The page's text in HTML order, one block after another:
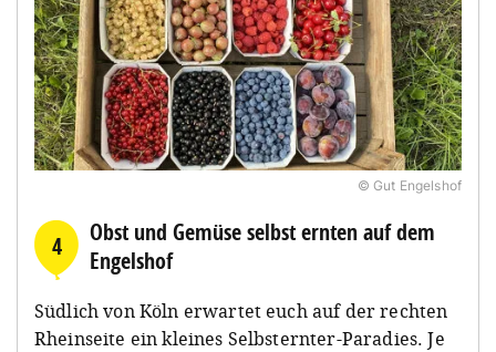
© Gut Engelshof
4
Obst und Gemüse selbst ernten auf dem
Engelshof
Südlich von Köln erwartet euch auf der rechten
Rheinseite ein kleines Selbsternter-Paradies. Je